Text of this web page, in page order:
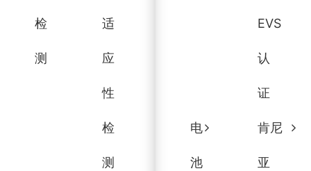
检
测
适
应
性
检
测
EVS
认
证
电
池
肯尼
亚